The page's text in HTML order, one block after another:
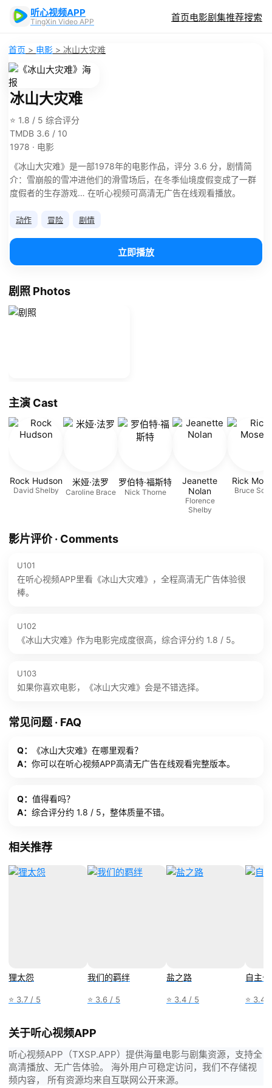
听心视频APP
TingXin Video APP 首页电影剧集推荐搜索
首页 > 电影 > 冰山大灾难
冰山大灾难
⭐ 1.8 / 5 综合评分
TMDB 3.6 / 10
1978 · 电影
《冰山大灾难》是一部1978年的电影作品，评分 3.6 分，剧情简
介：雪崩般的雪冲进他们的滑雪场后，在冬季仙境度假变成了一群
度假者的生存游戏… 在听心视频可高清无广告在线观看播放。
动作 冒险 剧情
立即播放
剧照 Photos
主演 Cast
Rock Hudson
David Shelby
米娅·法罗
Caroline Brace
罗伯特·福斯特
Nick Thorne
Jeanette
Nolan
Florence
Shelby
Rick
Bruce
影片评价 · Comments
U101
在听心视频APP里看《冰山大灾难》，全程高清无广告体验很
棒。
U102
《冰山大灾难》作为电影完成度很高，综合评分约 1.8 / 5。
U103
如果你喜欢电影，《冰山大灾难》会是不错选择。
常见问题 · FAQ
Q：
《冰山大灾难》在哪里观看？
A： 你可以在听心视频APP高清无广告在线观看完整版本。
Q： 值得看吗？
A： 综合评分约 1.8 / 5，整体质量不错。
相关推荐
狸太怨
⭐ 3.7 / 5
我们的羁绊
⭐ 3.6 / 5
盐之路
⭐ 3.4 / 5
自主
⭐ 3.4
关于听心视频APP
听心视频APP（TXSP.APP）提供海量电影与剧集资源，支持全
高清播放、无广告体验。 海外用户可稳定访问，我们不存储视
频内容， 所有资源均来自互联网公开来源。